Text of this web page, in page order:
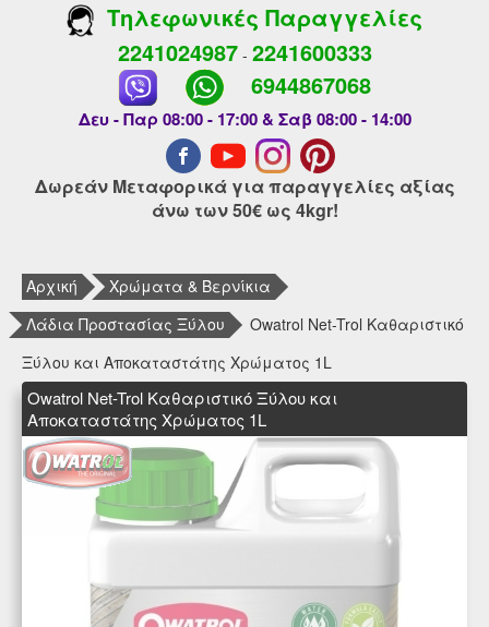
Τηλεφωνικές Παραγγελίες
2241024987- 2241600333
6944867068
Δευ - Παρ 08:00 - 17:00 & Σαβ 08:00 - 14:00
Δωρεάν Μεταφορικά για παραγγελίες αξίας
άνω των 50€ ως 4kgr!
Αρχική
Χρώματα & Βερνίκια
Λάδια Προστασίας Ξύλου
Owatrol Net-Trol Καθαριστικό
Ξύλου και Αποκαταστάτης Χρώματος 1L
Owatrol Net-Trol Καθαριστικό Ξύλου και
Αποκαταστάτης Χρώματος 1L